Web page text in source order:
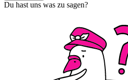
Du hast uns was zu sagen?